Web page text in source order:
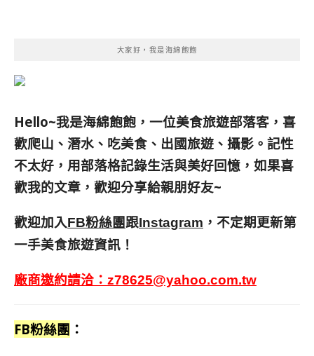
大家好，我是海綿飽飽
Hello~我是海綿飽飽，一位美食旅遊部落客， 喜
歡爬山、潛水、吃美食、出國旅遊、攝影。 記性
不太好，用部落格記錄生活與美好回憶， 如果喜
歡我的文章，歡迎分享給親朋好友~
歡迎加入FB粉絲團跟Instagram ，不定期更新第
一手美食旅遊資訊！
廠商邀約請洽： z78625@yahoo.com.tw
FB粉絲團 ：